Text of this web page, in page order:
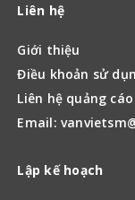
Liên hệ
Giới thiệu
Điều khoản sử
Liên hệ quảng cáo
Email:
Lập kế hoạch